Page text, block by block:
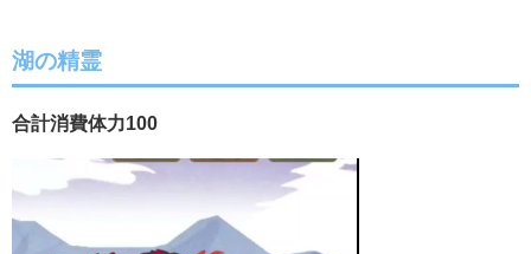
湖の精霊
合計消費体力100